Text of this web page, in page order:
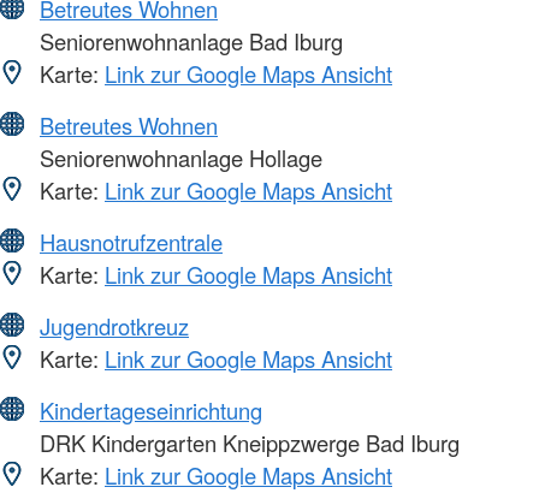
Betreutes Wohnen
Seniorenwohnanlage Bad Iburg
Karte: Link zur Google Maps Ansicht
Betreutes Wohnen
Seniorenwohnanlage Hollage
Karte: Link zur Google Maps Ansicht
Hausnotrufzentrale
Karte: Link zur Google Maps Ansicht
Jugendrotkreuz
Karte: Link zur Google Maps Ansicht
Kindertageseinrichtung
DRK Kindergarten Kneippzwerge Bad Iburg
Karte: Link zur Google Maps Ansicht